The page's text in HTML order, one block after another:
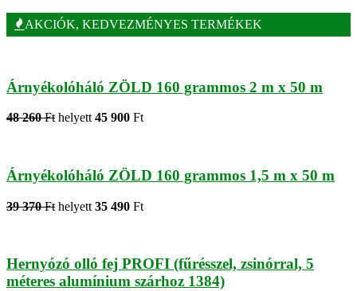
AKCIÓK, KEDVEZMÉNYES TERMÉKEK
Árnyékolóháló ZÖLD 160 grammos 2 m x 50 m
48 260 Ft helyett 45 900 Ft
Árnyékolóháló ZÖLD 160 grammos 1,5 m x 50 m
39 370 Ft helyett 35 490 Ft
Hernyózó olló fej PROFI (fűrésszel, zsinórral, 5
méteres alumínium szárhoz 1384)